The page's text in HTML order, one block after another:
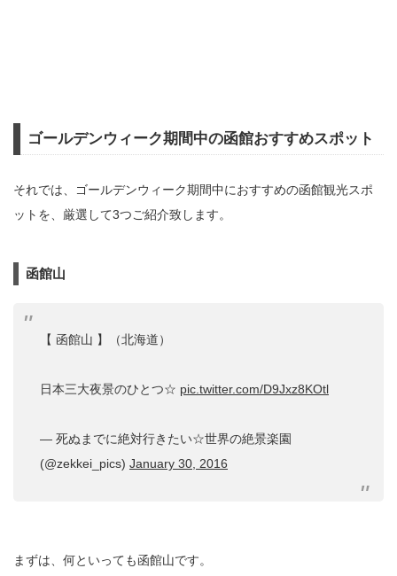
ゴールデンウィーク期間中の函館おすすめスポット
それでは、ゴールデンウィーク期間中におすすめの函館観光スポ
ットを、厳選して3つご紹介致します。
函館山
【 函館山 】（北海道）
日本三大夜景のひとつ☆ pic.twitter.com/D9Jxz8KOtl
— 死ぬまでに絶対行きたい☆世界の絶景楽園
(@zekkei_pics) January 30, 2016
まずは、何といっても函館山です。